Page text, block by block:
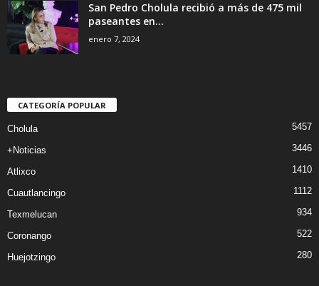
San Pedro Cholula recibió a más de 475 mil
paseantes en...
enero 7, 2024
CATEGORÍA POPULAR
Cholula 5457
+Noticias 3446
Atlixco 1410
Cuautlancingo 1112
Texmelucan 934
Coronango 522
Huejotzingo 280